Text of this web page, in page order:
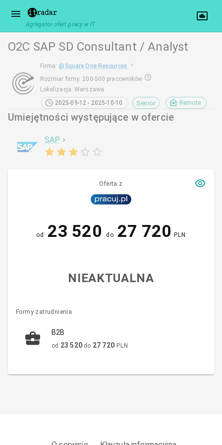
Agregator ofert pracy w IT
O2C SAP SD Consultant / Analyst
Firma: @ Square One Resources
Rozmiar firmy: 200-500 pracowników
Lokalizacja:Warszawa
2025-09-12 - 2025-10-10
Senior Remote
Umiejętności występujące w ofercie
SAP
Oferta z
od 23 520 do 27 720 PLN
NIEAKTUALNA
Formy zatrudnienia
B2B
od 23 520 do 27 720 PLN